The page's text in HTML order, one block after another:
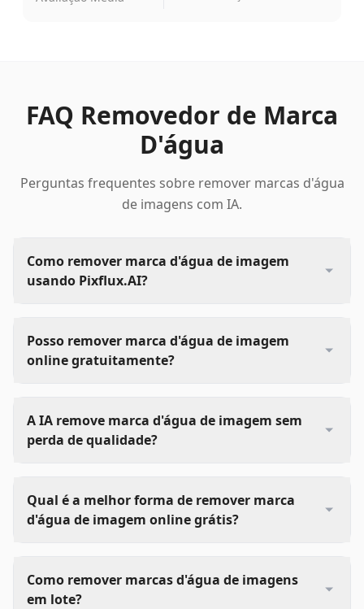
FAQ Removedor de Marca
D'água
Perguntas frequentes sobre remover marcas d'água
de imagens com IA.
Como remover marca d'água de imagem
usando Pixflux.AI?
Posso remover marca d'água de imagem
online gratuitamente?
A IA remove marca d'água de imagem sem
perda de qualidade?
Qual é a melhor forma de remover marca
d'água de imagem online grátis?
Como remover marcas d'água de imagens
em lote?